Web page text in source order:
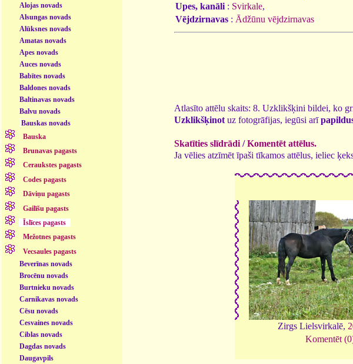
Alojas novads
Alsungas novads
Alūksnes novads
Amatas novads
Apes novads
Auces novads
Babītes novads
Baldones novads
Baltinavas novads
Balvu novads
Bauskas novads
Bauska
Brunavas pagasts
Ceraukstes pagasts
Codes pagasts
Dāviņu pagasts
Gailīšu pagasts
Īslīces pagasts
Mežotnes pagasts
Vecsaules pagasts
Beverīnas novads
Brocēnu novads
Burtnieku novads
Carnikavas novads
Cēsu novads
Cesvaines novads
Ciblas novads
Dagdas novads
Daugavpils
Upes, kanāli : Svirkale,
Vējdzirnavas : Ādžūnu vējdzirnavas
Atlasīto attēlu skaits: 8. Uzklikšķini bildei, ko
Uzklikšķinot uz fotogrāfijas, iegūsi arī
Skatīties slīdrādi /Komentēt attēlus.
Ja vēlies atzīmēt īpaši tīkamos attēlus, ieliec
Zirgs Lielsvirkalē,
Komentēt